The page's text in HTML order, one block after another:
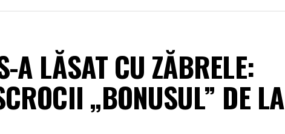
A LĂSAT CU ZĂBRELE:
„BONUSUL” DE LA